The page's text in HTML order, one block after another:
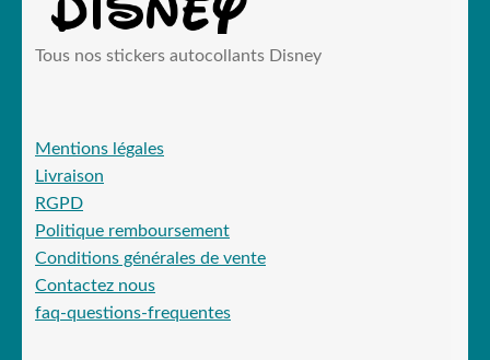
Tous nos stickers autocollants Disney
Mentions légales
Livraison
RGPD
Politique remboursement
Conditions générales de vente
Contactez nous
faq-questions-frequentes